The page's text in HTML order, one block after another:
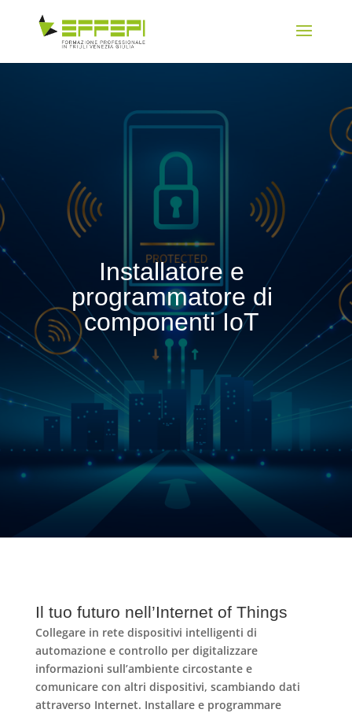
Installatore e
programmatore di
componenti IoT
Il tuo futuro nell’Internet of Things
Collegare in rete dispositivi intelligenti di
automazione e controllo per digitalizzare
informazioni sull’ambiente circostante e
comunicare con altri dispositivi, scambiando dati
attraverso Internet. Installare e programmare